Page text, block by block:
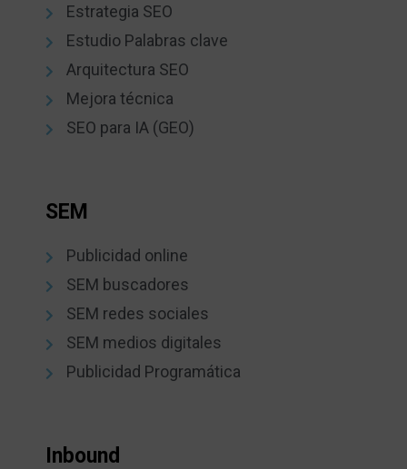
Estrategia SEO
Estudio Palabras clave
Arquitectura SEO
Mejora técnica
SEO para IA (GEO)
SEM
Publicidad online
SEM buscadores
SEM redes sociales
SEM medios digitales
Publicidad Programática
Inbound